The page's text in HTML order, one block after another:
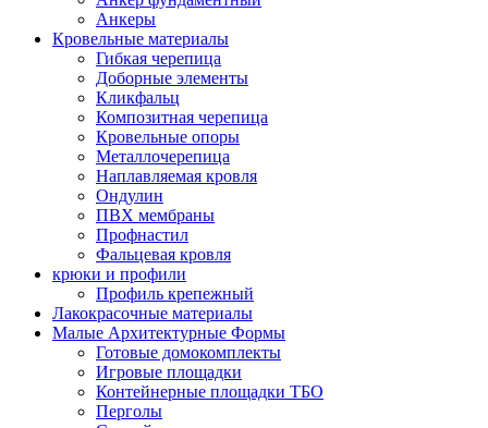
Анкеры
Кровельные материалы
Гибкая черепица
Доборные элементы
Кликфальц
Композитная черепица
Кровельные опоры
Металлочерепица
Наплавляемая кровля
Ондулин
ПВХ мембраны
Профнастил
Фальцевая кровля
крюки и профили
Профиль крепежный
Лакокрасочные материалы
Малые Архитектурные Формы
Готовые домокомплекты
Игровые площадки
Контейнерные площадки ТБО
Перголы